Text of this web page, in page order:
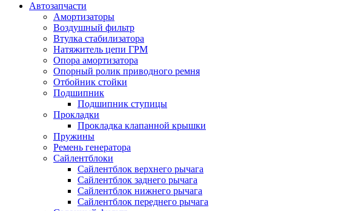
Автозапчасти
Амортизаторы
Воздушный фильтр
Втулка стабилизатора
Натяжитель цепи ГРМ
Опора амортизатора
Опорный ролик приводного ремня
Отбойник стойки
Подшипник
Подшипник ступицы
Прокладки
Прокладка клапанной крышки
Пружины
Ремень генератора
Сайлентблоки
Сайлентблок верхнего рычага
Сайлентблок заднего рычага
Сайлентблок нижнего рычага
Сайлентблок переднего рычага